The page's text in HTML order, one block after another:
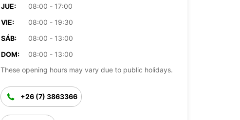
JUE:
08:00 - 17:00
VIE:
08:00 - 19:30
SÁB:
08:00 - 13:00
DOM:
08:00 - 13:00
These opening hours may vary due to public holidays.
+26 (7) 3863366